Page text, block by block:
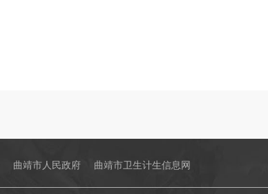
曲靖市人民政府 曲靖市卫生计生信息网